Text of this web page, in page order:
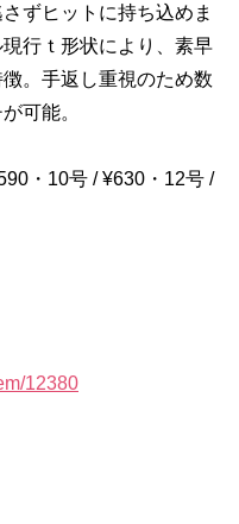
ずヒットに持ち込めま
行ｔ形状により、素早
。手返し重視のため数
可能。
・10号 / ¥630・12号 /
12380